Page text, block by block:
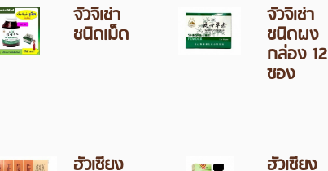
จั่วจิเช่า
ชนิดเม็ด
จั่วจิเช่า
ชนิดผง
กล่อง 12
ซอง